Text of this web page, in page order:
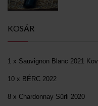
KOSÁR
1 x Sauvignon Blanc 2021
10 x BÉRC 2022
8 x Chardonnay Sürli 2020